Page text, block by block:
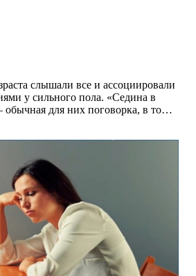
слышали все и ассоциировали
у сильного пола. «Седина в
обычная для них поговорка, в то…